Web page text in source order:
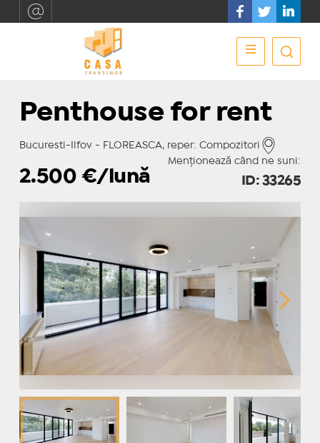
Penthouse for rent
Bucuresti-Ilfov - FLOREASCA, reper: Compozitori
Menționează când ne suni:
2.500 €/lună ID: 33265